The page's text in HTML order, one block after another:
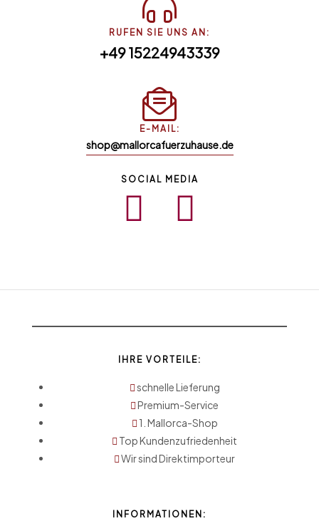
RUFEN SIE UNS AN:
+49 15224943339
E-MAIL:
shop@mallorcafuerzuhause.de
SOCIAL MEDIA
IHRE VORTEILE:
schnelle Lieferung
Premium-Service
1. Mallorca-Shop
Top Kundenzufriedenheit
Wir sind Direktimporteur
INFORMATIONEN: